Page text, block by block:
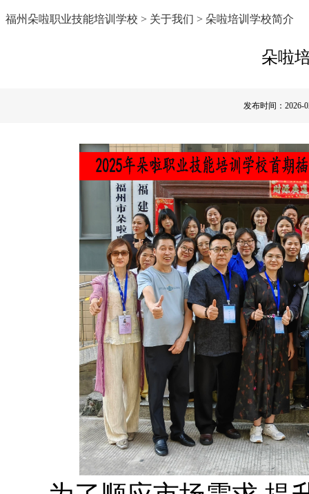
福州朵啦职业技能培训学校 > 关于我们 > 朵啦培训学校简介
朵啦
发布时间：2026-